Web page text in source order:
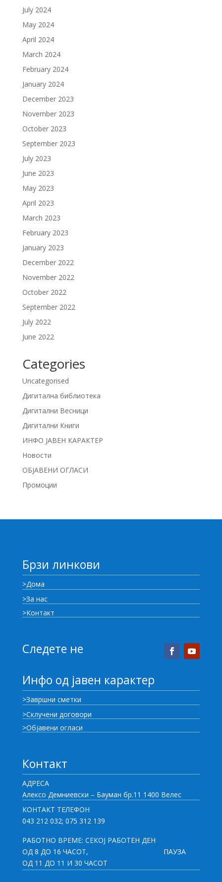
July 2024
May 2024
April 2024
March 2024
February 2024
January 2024
December 2023
November 2023
October 2023
September 2023
July 2023
June 2023
May 2023
April 2023
March 2023
February 2023
January 2023
December 2022
November 2022
October 2022
September 2022
July 2022
June 2022
Categories
Uncategorised
Дигитална библиотека
Дигитални Весници
Дигитални Книги
ИНФО ЈАВЕН КАРАКТЕР
Новости
ОБЈАВЕНИ ОГЛАСИ
Промоции
Брзи линкови
>Дома
>За нас
>Контакт
Следете не
Инфо од јавен карактер
>Завршни сметки
>Склучени договори
>Објавени огласи
Контакт
АДРЕСА
Алексо Демниевски – Бауман бр.11 1400 Велес
КОНТАКТ ТЕЛЕФОН
043 212 032; 075 312 139
РАБОТНО ВРЕМЕ: СЕКОЈ РАБОТЕН ДЕН
ОД 8 ДО 16 ЧАСОТ, ПАУЗА
ОД 11 ДО 11 И 30 ЧАСОТ